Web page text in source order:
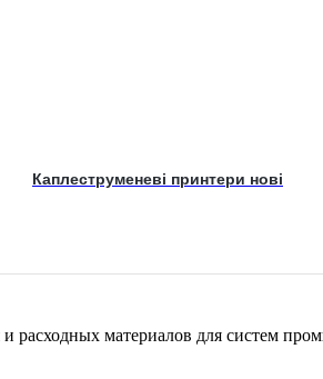
Каплеструменеві принтери нові
расходных материалов для систем